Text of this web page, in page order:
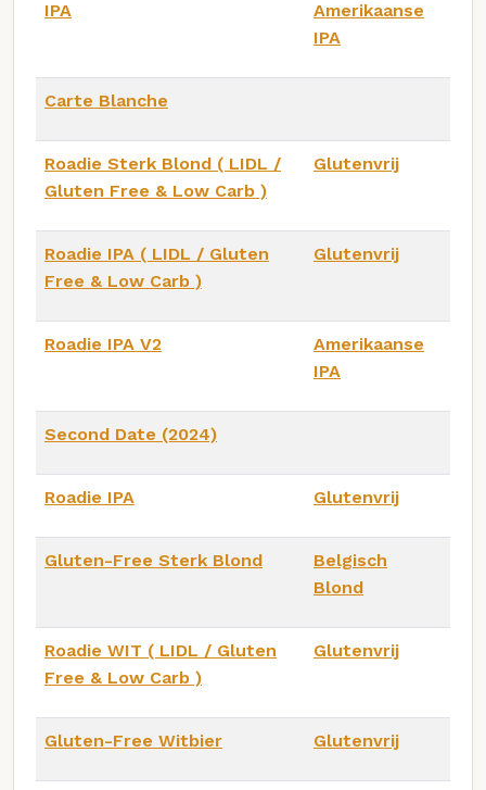
IPA
Amerikaanse
IPA
Carte Blanche
Roadie Sterk Blond ( LIDL /
Gluten Free & Low Carb )
Glutenvrij
Roadie IPA ( LIDL / Gluten
Free & Low Carb )
Glutenvrij
Roadie IPA V2
Amerikaanse
IPA
Second Date (2024)
Roadie IPA Glutenvrij
Gluten-Free Sterk Blond
Belgisch
Blond
Roadie WIT ( LIDL / Gluten
Free & Low Carb )
Glutenvrij
Gluten-Free Witbier Glutenvrij